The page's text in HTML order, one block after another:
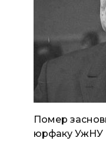
Помер
юрфаку УжНУ